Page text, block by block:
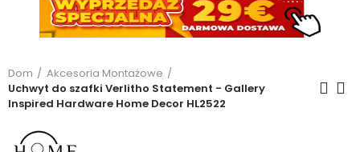
Dom
Akcesoria Montażowe
Uchwyt do szafki Verlitho Statement - Gallery
Inspired Hardware Home Decor HL2522